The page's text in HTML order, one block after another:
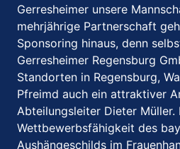
Gerresheimer unsere
mehrjährige Partnerschaft
Sponsoring hinaus, denn
Gerresheimer Regensburg
Standorten in Regensburg,
Pfreimd auch ein attraktiver
Abteilungsleiter Dieter Müller.
Wettbewerbsfähigkeit des
Aushängeschilds im